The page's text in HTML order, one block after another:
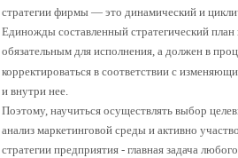
стратегии фирмы — это динамический и
Единожды составленный стратегический план
обязательным для исполнения, а должен в
корректироваться в соответствии с
и внутри нее.
Поэтому, научиться осуществлять выбор
анализ маркетинговой среды и активно
стратегии предприятия - главная задача